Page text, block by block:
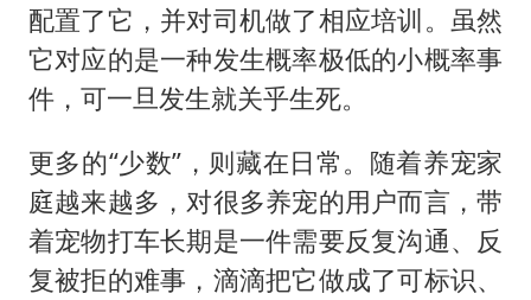
配置了它，并对司机做了相应培训。虽然
它对应的是一种发生概率极低的小概率事
件，可一旦发生就关乎生死。
更多的“少数”，则藏在日常。随着养宠家
庭越来越多，对很多养宠的用户而言，带
着宠物打车长期是一件需要反复沟通、反
复被拒的难事，滴滴把它做成了可标识、